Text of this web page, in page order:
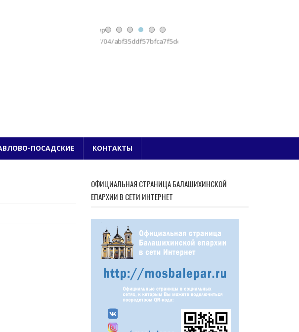
ПОСАДСКОЕ БЛАГОЧИНИЕ
ПОСАДСКИЕ КОНТАКТЫ
ОФИЦИАЛЬНАЯ СТРАНИЦА БАЛАШИХИНСКОЙ
ЕПАРХИИ В СЕТИ ИНТЕРНЕТ